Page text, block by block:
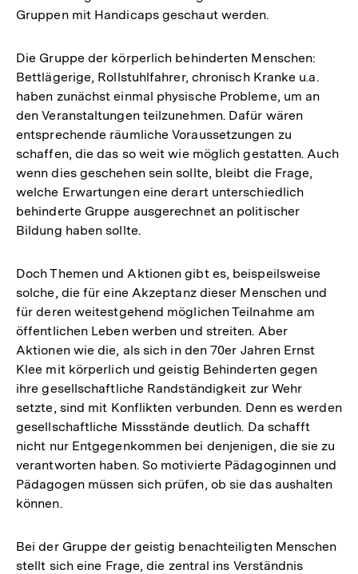
Gruppen mit Handicaps geschaut werden.
Die Gruppe der körperlich behinderten Menschen:
Bettlägerige, Rollstuhlfahrer, chronisch Kranke u.a.
haben zunächst einmal physische Probleme, um an
den Veranstaltungen teilzunehmen. Dafür wären
entsprechende räumliche Voraussetzungen zu
schaffen, die das so weit wie möglich gestatten. Auch
wenn dies geschehen sein sollte, bleibt die Frage,
welche Erwartungen eine derart unterschiedlich
behinderte Gruppe ausgerechnet an politischer
Bildung haben sollte.
Doch Themen und Aktionen gibt es, beispeilsweise
solche, die für eine Akzeptanz dieser Menschen und
für deren weitestgehend möglichen Teilnahme am
öffentlichen Leben werben und streiten. Aber
Aktionen wie die, als sich in den 70er Jahren Ernst
Klee mit körperlich und geistig Behinderten gegen
ihre gesellschaftliche Randständigkeit zur Wehr
setzte, sind mit Konflikten verbunden. Denn es werden
gesellschaftliche Missstände deutlich. Da schafft
nicht nur Entgegenkommen bei denjenigen, die sie zu
verantworten haben. So motivierte Pädagoginnen und
Pädagogen müssen sich prüfen, ob sie das aushalten
können.
Bei der Gruppe der geistig benachteiligten Menschen
stellt sich eine Frage, die zentral ins Verständnis